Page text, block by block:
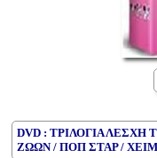
DVD : ΤΡΙΛΟΓΙΑ ΛΕΣΧΗ
ΖΩΩΝ / ΠΟΠ ΣΤΑΡ /